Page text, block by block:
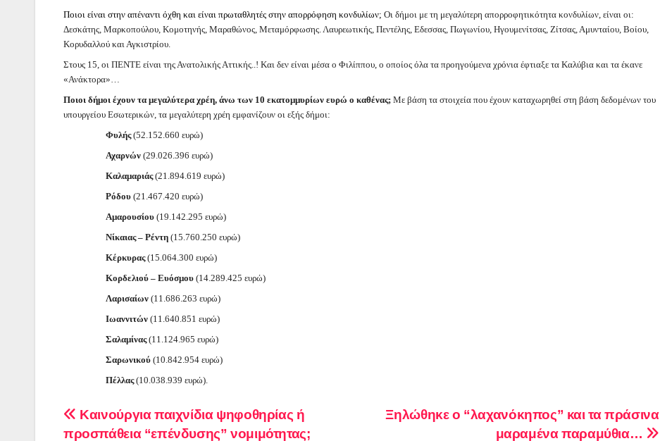
Ποιοι είναι στην απέναντι όχθη και είναι πρωταθλητές στην απορρόφηση κονδυλίων; Οι δήμοι με τη μεγαλύτερη απορροφητικότητα κονδυλίων, είναι οι:
Δεσκάτης, Μαρκοπούλου, Κομοτηνής, Μαραθώνος, Μεταμόρφωσης. Λαυρεωτικής, Πεντέλης, Εδεσσας, Πωγωνίου, Ηγουμενίτσας, Ζίτσας, Αμυνταίου, Βοίου,
Κορυδαλλού και Αγκιστρίου.
Στους 15, οι ΠΕΝΤΕ είναι της Ανατολικής Αττικής..! Και δεν είναι μέσα ο Φιλίππου, ο οποίος όλα τα προηγούμενα χρόνια έφτιαξε τα Καλύβια και τα έκανε
«Ανάκτορα»…
Ποιοι δήμοι έχουν τα μεγαλύτερα χρέη, άνω των 10 εκατομμυρίων ευρώ ο καθένας; Με βάση τα στοιχεία που έχουν καταχωρηθεί στη βάση δεδομένων του
υπουργείου Εσωτερικών, τα μεγαλύτερη χρέη εμφανίζουν οι εξής δήμοι:
Φυλής(52.152.660 ευρώ)
Αχαρνών (29.026.396 ευρώ)
Καλαμαριάς(21.894.619 ευρώ)
Ρόδου (21.467.420 ευρώ)
Αμαρουσίου (19.142.295 ευρώ)
Νίκαιας – Ρέντη (15.760.250 ευρώ)
Κέρκυρας(15.064.300 ευρώ)
Κορδελιού – Ευόσμου (14.289.425 ευρώ)
Λαρισαίων (11.686.263 ευρώ)
Ιωαννιτών (11.640.851 ευρώ)
Σαλαμίνας(11.124.965 ευρώ)
Σαρωνικού (10.842.954 ευρώ)
Πέλλας(10.038.939 ευρώ).
Πλοήγηση
Ξηλώθηκε ο “λαχανόκηπος” και τα πράσινα
μαραμένα παραμύθια…
Καινούργια παιχνίδια ψηφοθηρίας ή
προσπάθεια “επένδυσης” νομιμότητας;